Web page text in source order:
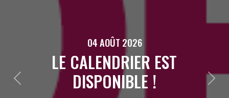
04 AOÛT 2026
LE CALENDRIER EST
DISPONIBLE !
Previous Next